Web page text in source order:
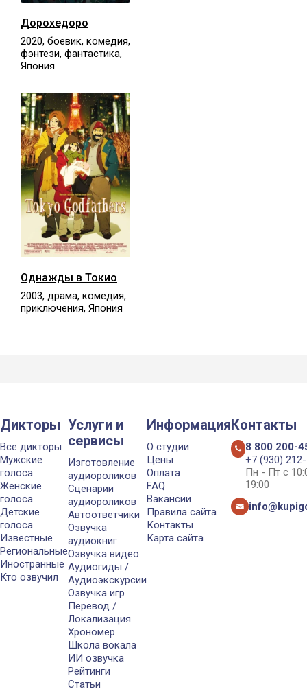
Дорохедоро
2020, боевик, комедия,
фэнтези, фантастика,
Япония
Однажды в Токио
2003, драма, комедия,
приключения, Япония
Дикторы
Все дикторы
Мужские
голоса
Женские
голоса
Детские
голоса
Известные
Региональные
Иностранные
Кто озвучил
Услуги и
сервисы
Изготовление
аудиороликов
Сценарии
аудиороликов
Автоответчики
Озвучка
аудиокниг
Озвучка видео
Аудиогиды /
Аудиоэкскурсии
Озвучка игр
Перевод /
Локализация
Хрономер
Школа вокала
ИИ озвучка
Рейтинги
Статьи
Информация
О студии
Цены
Оплата
FAQ
Вакансии
Правила сайта
Контакты
Карта сайта
Контакты
8 800 200-
+7 (930)
Пн - Пт с
19:00